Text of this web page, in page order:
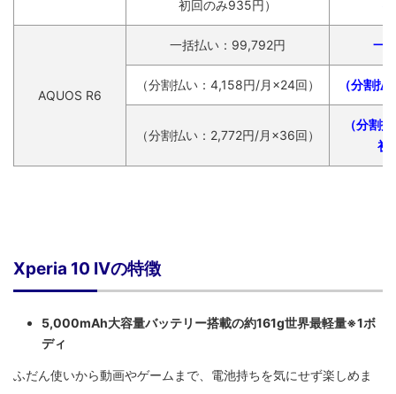
初回のみ935円）
AQUOS R6
一括払い：99,792円 一
（分割払い：4,158円/月×24回） （分割
（分割払い：2,772円/月×36回）
（分割
初
Xperia 10 IVの特徴
5,000mAh大容量バッテリー搭載の約161g世界最軽量※1ボ
ディ
ふだん使いから動画やゲームまで、電池持ちを気にせず楽しめま